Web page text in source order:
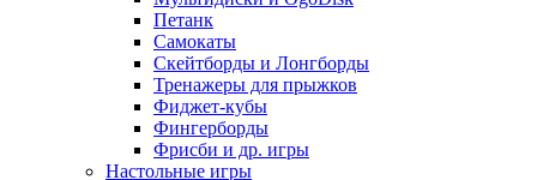
Петанк
Самокаты
Скейтборды и Лонгборды
Тренажеры для прыжков
Фиджет-кубы
Фингерборды
Фрисби и др. игры
Настольные игры